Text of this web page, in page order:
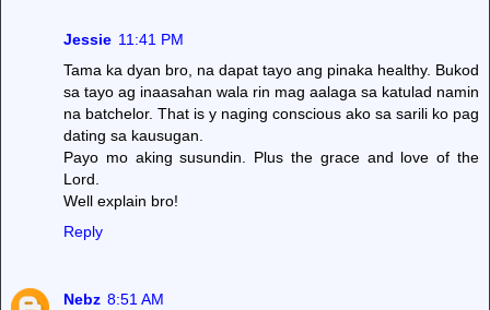
Jessie 11:41 PM
Tama ka dyan bro, na dapat tayo ang pinaka healthy. Bukod
sa tayo ag inaasahan wala rin mag aalaga sa katulad namin
na batchelor. That is y naging conscious ako sa sarili ko pag
dating sa kausugan.
Payo mo aking susundin. Plus the grace and love of the
Lord.
Well explain bro!
Reply
Nebz 8:51 AM